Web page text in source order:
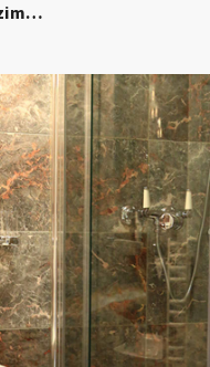
Einzelzimmer